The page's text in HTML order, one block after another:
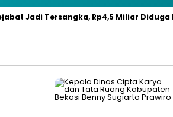
Jadi Tersangka, Rp4,5 Miliar Diduga Raib